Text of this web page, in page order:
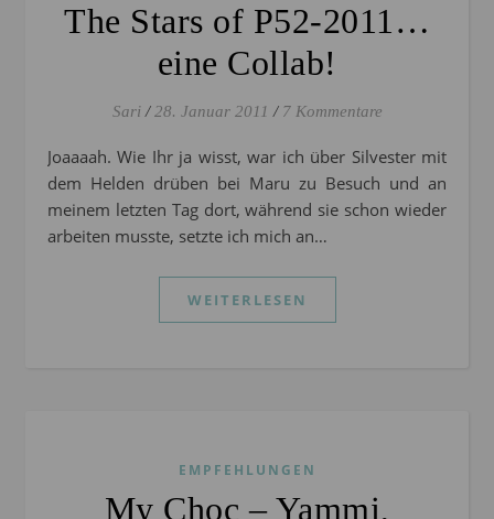
The Stars of P52-2011…
eine Collab!
Sari / 28. Januar 2011 / 7 Kommentare
Joaaaah. Wie Ihr ja wisst, war ich über Silvester mit
dem Helden drüben bei Maru zu Besuch und an
meinem letzten Tag dort, während sie schon wieder
arbeiten musste, setzte ich mich an…
WEITERLESEN
EMPFEHLUNGEN
My Choc – Yammi,